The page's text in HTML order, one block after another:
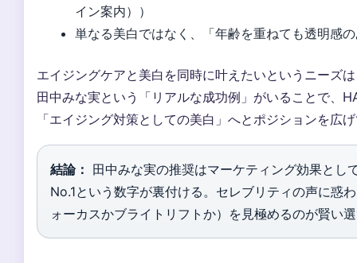
イン案内））
単なる美白ではなく、「年齢を重ねても透明感
エイジングケアと美白を同時に叶えたいというニーズ
田中みな実という「リアルな成功例」がいることで、
「エイジング対策としての美白」へとポジションを広
結論： 田中みな実の推奨はマーケティング効果とし
No.1という数字が裏付ける。セレブリティの声に惑
ォーカスかブライトリフトか）を見極めるのが賢い